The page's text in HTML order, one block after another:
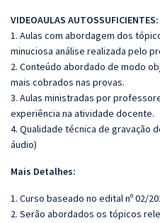
VIDEOAULAS AUTOSSUFICIENTES:
1. Aulas com abordagem dos
minuciosa análise realizada pelo
2. Conteúdo abordado de modo
mais cobrados nas provas.
3. Aulas ministradas por
experiência na atividade docente.
4. Qualidade técnica de gravação
áudio)
Mais Detalhes:
1. Curso baseado no edital nº 02/
2. Serão abordados os tópicos